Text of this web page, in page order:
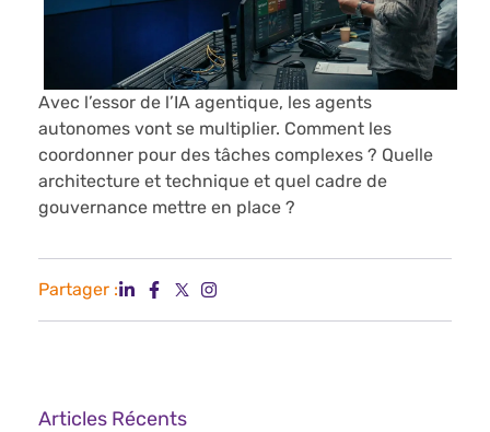
Avec l’essor de l’IA agentique, les agents
autonomes vont se multiplier. Comment les
coordonner pour des tâches complexes ? Quelle
architecture et technique et quel cadre de
gouvernance mettre en place ?
Partager :
Articles Récents